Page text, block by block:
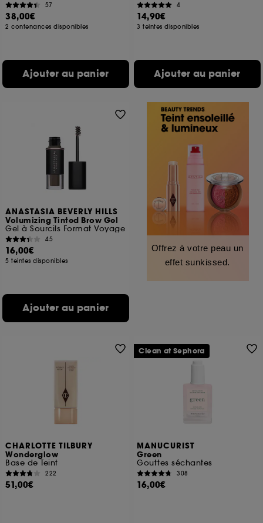
57
38,00€
2 contenances disponibles
Ajouter au panier
4
14,90€
3 teintes disponibles
Ajouter au panier
ANASTASIA BEVERLY HILLS
Volumizing Tinted Brow Gel
Gel à Sourcils Format Voyage
45
16,00€
5 teintes disponibles
Ajouter au panier
Offrez à votre peau un
effet sunkissed.
CHARLOTTE TILBURY
Wonderglow
Base de Teint
222
51,00€
MANUCURIST
Green
Gouttes séchantes
308
16,00€
Clean at Sephora